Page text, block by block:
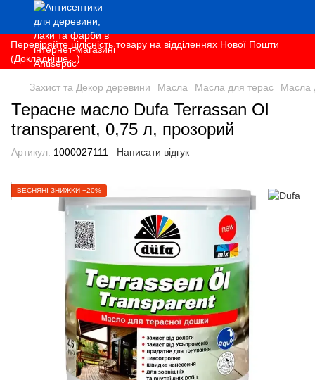
Перевіряйте цілісність товару на відділеннях Нової Пошти
(Докладніше...)
Захист та Декор деревини Масла Масла для терас Масла
Терасне масло Dufa Terrassan Ol
transparent, 0,75 л, прозорий
Артикул: 1000027111 Написати відгук
ВЕСНЯНІ ЗНИЖКИ −20%